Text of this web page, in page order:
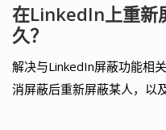
在LinkedIn上重新
久？
解决与LinkedIn屏蔽功能相
消屏蔽后重新屏蔽某人，以